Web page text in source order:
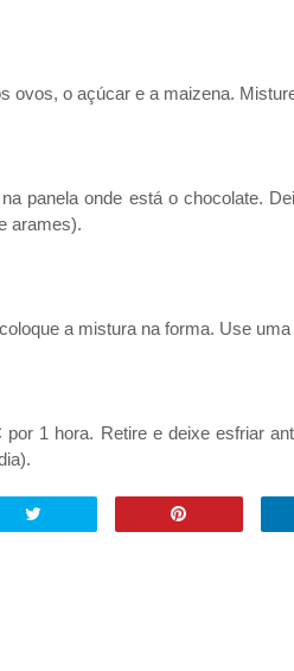
ovos, o açúcar e a maizena.
panela onde está o chocolate.
arames).
a mistura na forma. Use
por 1 hora. Retire e deixe esfriar